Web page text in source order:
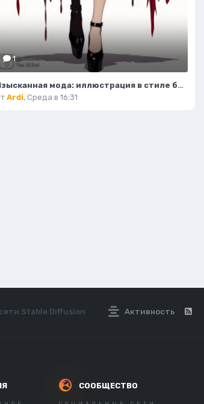
1
Изысканная мода: иллюстрация в стиле бурлеск и высокой моды. Картинка из нейронной сети Flux.1
Ardi, Среда в 16:31
Активность
Stable Diffusion
СООБЩЕСТВО